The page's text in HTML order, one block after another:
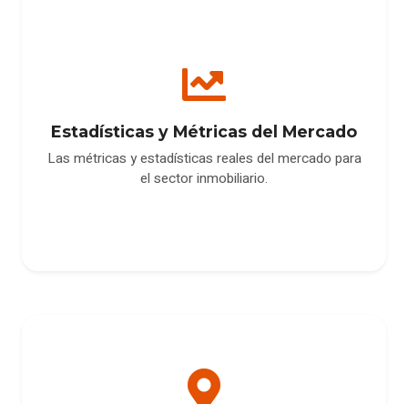
Estadísticas y Métricas del Mercado
Las métricas y estadísticas reales del mercado para
el sector inmobiliario.